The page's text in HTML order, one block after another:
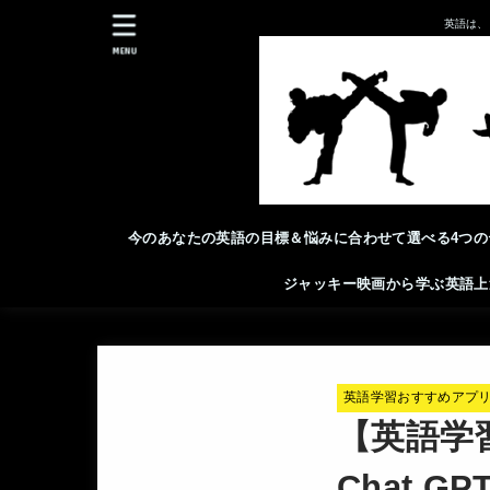
英語は
今のあなたの英語の目標＆悩みに合わせて選べる4つ
ジャッキー映画から学ぶ英語
MENU
英語学習おすすめアプ
【英語